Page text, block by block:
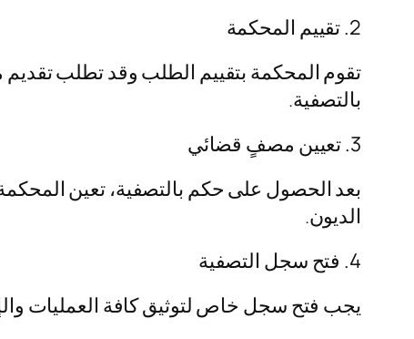
2. تقييم المحكمة
تقوم المحكمة بتقييم الطلب وقد تطلب
بالتصفية.
3. تعيين مصفٍ قضائي
بعد الحصول على حكم بالتصفية، تعين
الديون.
4. فتح سجل التصفية
يجب فتح سجل خاص لتوثيق كافة العمليات